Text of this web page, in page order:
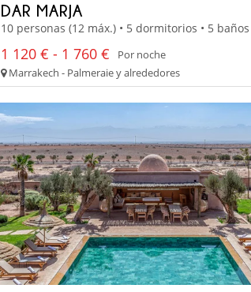
DAR MARJA
10 personas (12 máx.) • 5 dormitorios • 5 baños
1 120 € - 1 760 €
Por noche
Marrakech - Palmeraie y alrededores